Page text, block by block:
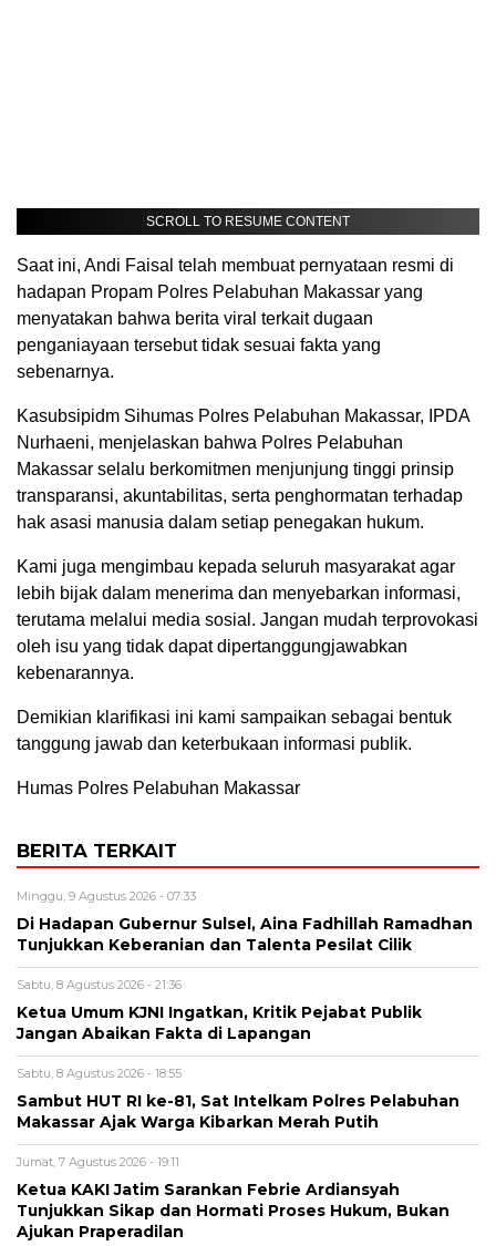
SCROLL TO RESUME CONTENT
Saat ini, Andi Faisal telah membuat pernyataan resmi di
hadapan Propam Polres Pelabuhan Makassar yang
menyatakan bahwa berita viral terkait dugaan
penganiayaan tersebut tidak sesuai fakta yang
sebenarnya.
Kasubsipidm Sihumas Polres Pelabuhan Makassar, IPDA
Nurhaeni, menjelaskan bahwa Polres Pelabuhan
Makassar selalu berkomitmen menjunjung tinggi prinsip
transparansi, akuntabilitas, serta penghormatan terhadap
hak asasi manusia dalam setiap penegakan hukum.
Kami juga mengimbau kepada seluruh masyarakat agar
lebih bijak dalam menerima dan menyebarkan informasi,
terutama melalui media sosial. Jangan mudah terprovokasi
oleh isu yang tidak dapat dipertanggungjawabkan
kebenarannya.
Demikian klarifikasi ini kami sampaikan sebagai bentuk
tanggung jawab dan keterbukaan informasi publik.
Humas Polres Pelabuhan Makassar
BERITA TERKAIT
Minggu, 9 Agustus 2026 - 07:33
Di Hadapan Gubernur Sulsel, Aina Fadhillah Ramadhan
Tunjukkan Keberanian dan Talenta Pesilat Cilik
Sabtu, 8 Agustus 2026 - 21:36
Ketua Umum KJNI Ingatkan, Kritik Pejabat Publik
Jangan Abaikan Fakta di Lapangan
Sabtu, 8 Agustus 2026 - 18:55
Sambut HUT RI ke-81, Sat Intelkam Polres Pelabuhan
Makassar Ajak Warga Kibarkan Merah Putih
Jumat, 7 Agustus 2026 - 19:11
Ketua KAKI Jatim Sarankan Febrie Ardiansyah
Tunjukkan Sikap dan Hormati Proses Hukum, Bukan
Ajukan Praperadilan